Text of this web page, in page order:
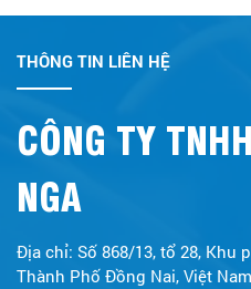
THÔNG TIN LIÊN HỆ
CÔNG TY
NGA
Địa chỉ: Số 868/13, tổ 28, Khu
Thành Phố Đồng Nai, Việt Nam